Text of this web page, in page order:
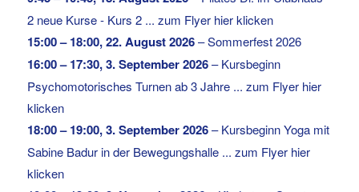
2 neue Kurse - Kurs 2 ... zum Flyer hier klicken
15:00– 18:00,22. August 2026–Sommerfest 2026
16:00– 17:30,3. September 2026–Kursbeginn
Psychomotorisches Turnen ab 3 Jahre ... zum Flyer hier
klicken
18:00– 19:00,3. September 2026–Kursbeginn Yoga mit
Sabine Badur in der Bewegungshalle ... zum Flyer hier
klicken